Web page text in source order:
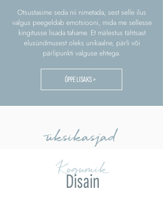
Otsustasime seda nii nimetada, sest selle ilus
valgus peegeldab emotsiooni, mida me sellesse
kingitusse lisada tahame. Et mälestus tähtsast
elusündmusest oleks unikaalne, pärli või
pärlipunkti valguse ehtega.
ÕPPE LISAKS >
üksikasjad
Kogumik
Disain